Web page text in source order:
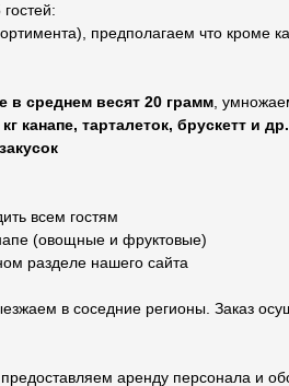
предполагаем что кроме
в среднем весят 20 грамм ,
канапе, тарталеток, брускетт и др.
всем гостям
(овощные и фруктовые)
разделе нашего сайта
в соседние регионы. Заказ
аренду персонала и